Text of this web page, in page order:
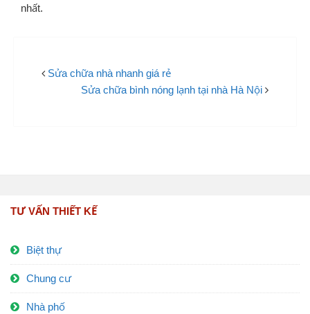
nhất.
Sửa chữa nhà nhanh giá rẻ
Sửa chữa bình nóng lạnh tại nhà Hà Nội
TƯ VẤN THIẾT KẾ
Biệt thự
Chung cư
Nhà phố